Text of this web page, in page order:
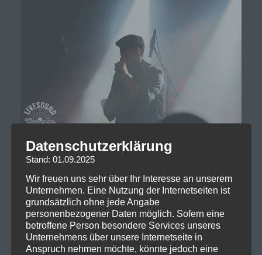
Datenschutzerklärung
Stand: 01.09.2025
Wir freuen uns sehr über Ihr Interesse an unserem
Unternehmen. Eine Nutzung der Internetseiten ist
grundsätzlich ohne jede Angabe
personenbezogener Daten möglich. Sofern eine
betroffene Person besondere Services unseres
Unternehmens über unsere Internetseite in
Anspruch nehmen möchte, könnte jedoch eine